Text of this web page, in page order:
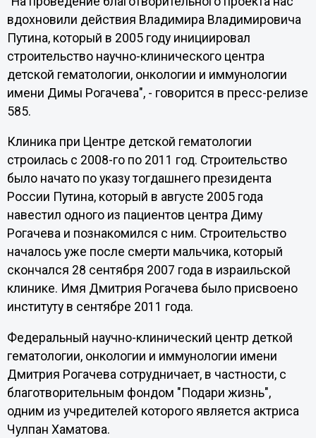
вдохновили действия Владимира Владимировича
Путина, который в 2005 году инициировал
строительство научно-клинического центра
детской гематологии, онкологии и иммунологии
имени Димы Рогачева", - говорится в пресс-релизе
585.
Клиника при Центре детской гематологии
строилась с 2008-го по 2011 год. Строительство
было начато по указу тогдашнего президента
России Путина, который в августе 2005 года
навестил одного из пациентов центра Диму
Рогачева и познакомился с ним. Строительство
началось уже после смерти мальчика, который
скончался 28 сентября 2007 года в израильской
клинике. Имя Дмитрия Рогачева было присвоено
институту в сентябре 2011 года.
Федеральный научно-клинический центр деткой
гематологии, онкологии и иммунологии имени
Дмитрия Рогачева сотрудничает, в частности, с
благотворительным фондом "Подари жизнь",
одним из учредителей которого является актриса
Чулпан Хаматова.